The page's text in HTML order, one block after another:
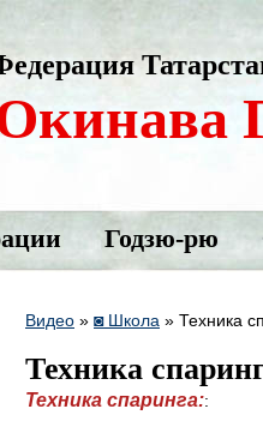
Годзю-рю
Видео » ◙ Школа » Техника
Техника
Техника спаринга::